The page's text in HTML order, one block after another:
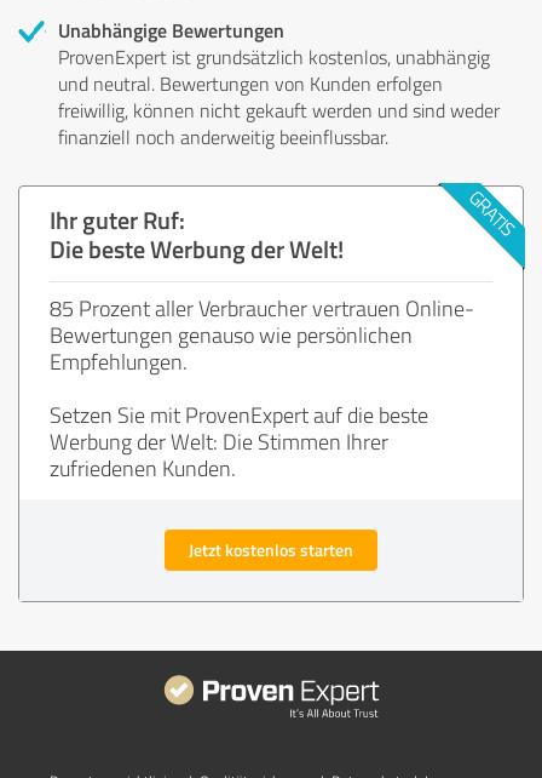
Unabhängige Bewertungen
ProvenExpert ist grundsätzlich kostenlos, unabhängig
und neutral. Bewertungen von Kunden erfolgen
freiwillig, können nicht gekauft werden und sind weder
finanziell noch anderweitig beeinflussbar.
Ihr guter Ruf:
Die beste Werbung der Welt!
85 Prozent aller Verbraucher vertrauen Online-
Bewertungen genauso wie persönlichen
Empfehlungen.
Setzen Sie mit ProvenExpert auf die beste
Werbung der Welt: Die Stimmen Ihrer
zufriedenen Kunden.
Jetzt kostenlos starten